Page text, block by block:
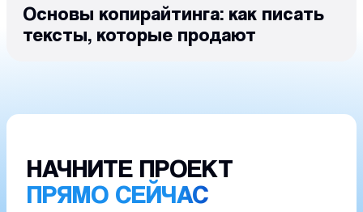
Основы копирайтинга: как писать
тексты, которые продают
НАЧНИТЕ ПРОЕКТ
ПРЯМО СЕЙЧАС